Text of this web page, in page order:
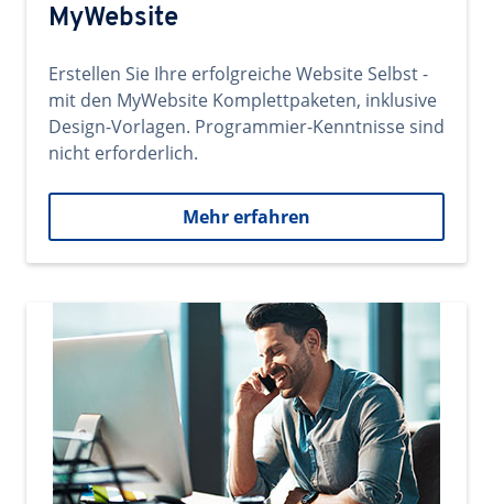
MyWebsite
Erstellen Sie Ihre erfolgreiche Website Selbst -
mit den MyWebsite Komplettpaketen, inklusive
Design-Vorlagen. Programmier-Kenntnisse sind
nicht erforderlich.
Mehr erfahren